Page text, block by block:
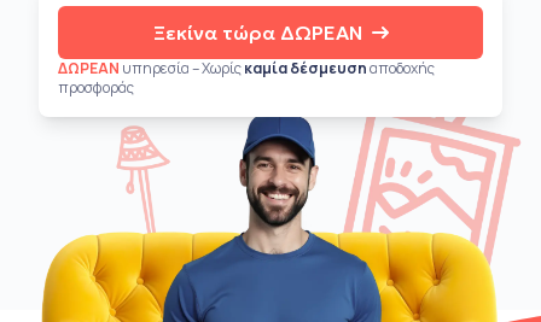
Ξεκίνα τώρα ΔΩΡΕΑΝ
ΔΩΡΕΑΝ υπηρεσία – Χωρίςκαμία δέσμευσηαποδοχής
προσφοράς